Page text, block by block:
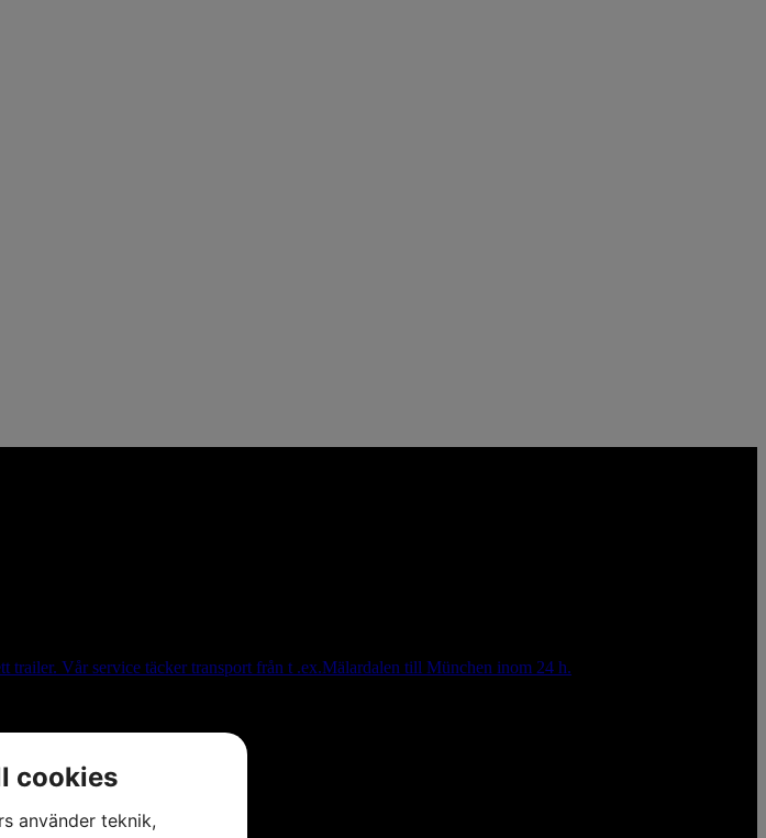
Vår service täcker transport från t .ex.Mälardalen till München inom 24 h.
cookies
använder teknik,